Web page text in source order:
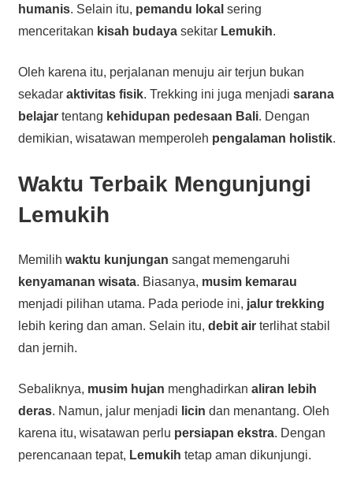
humanis. Selain itu, pemandu lokal sering
menceritakan kisah budayasekitar Lemukih.
Oleh karena itu, perjalanan menuju air terjun bukan
sekadar aktivitas fisik. Trekking ini juga menjadi sarana
belajartentang kehidupan pedesaan Bali. Dengan
demikian, wisatawan memperoleh pengalaman holistik.
Waktu Terbaik Mengunjungi
Lemukih
Memilih waktu kunjungan sangat memengaruhi
kenyamanan wisata. Biasanya, musim kemarau
menjadi pilihan utama. Pada periode ini, jalur trekking
lebih kering dan aman. Selain itu, debit airterlihat stabil
dan jernih.
Sebaliknya, musim hujan menghadirkan aliran lebih
deras. Namun, jalur menjadi licin dan menantang. Oleh
karena itu, wisatawan perlu persiapan ekstra. Dengan
perencanaan tepat, Lemukih tetap aman dikunjungi.